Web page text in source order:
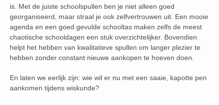
is. Met de juiste schoolspullen ben je niet alleen goed
georganiseerd, maar straal je ook zelfvertrouwen uit. Een mooie
agenda en een goed gevulde schooltas maken zelfs de meest
chaotische schooldagen een stuk overzichtelijker. Bovendien
helpt het hebben van kwalitatieve spullen om langer plezier te
hebben zonder constant nieuwe aankopen te hoeven doen.
En laten we eerlijk zijn: wie wil er nu met een saaie, kapotte pen
aankomen tijdens wiskunde?